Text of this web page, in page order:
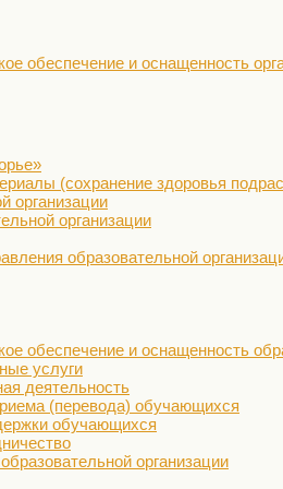
обеспечение и оснащенность
(сохранение здоровья
организации
организации
образовательной
обеспечение и оснащенность
услуги
деятельность
(перевода) обучающихся
обучающихся
организации